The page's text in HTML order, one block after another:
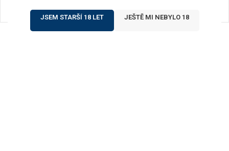
JSEM STARŠÍ 18 LET JEŠTĚ MI NEBYLO 18